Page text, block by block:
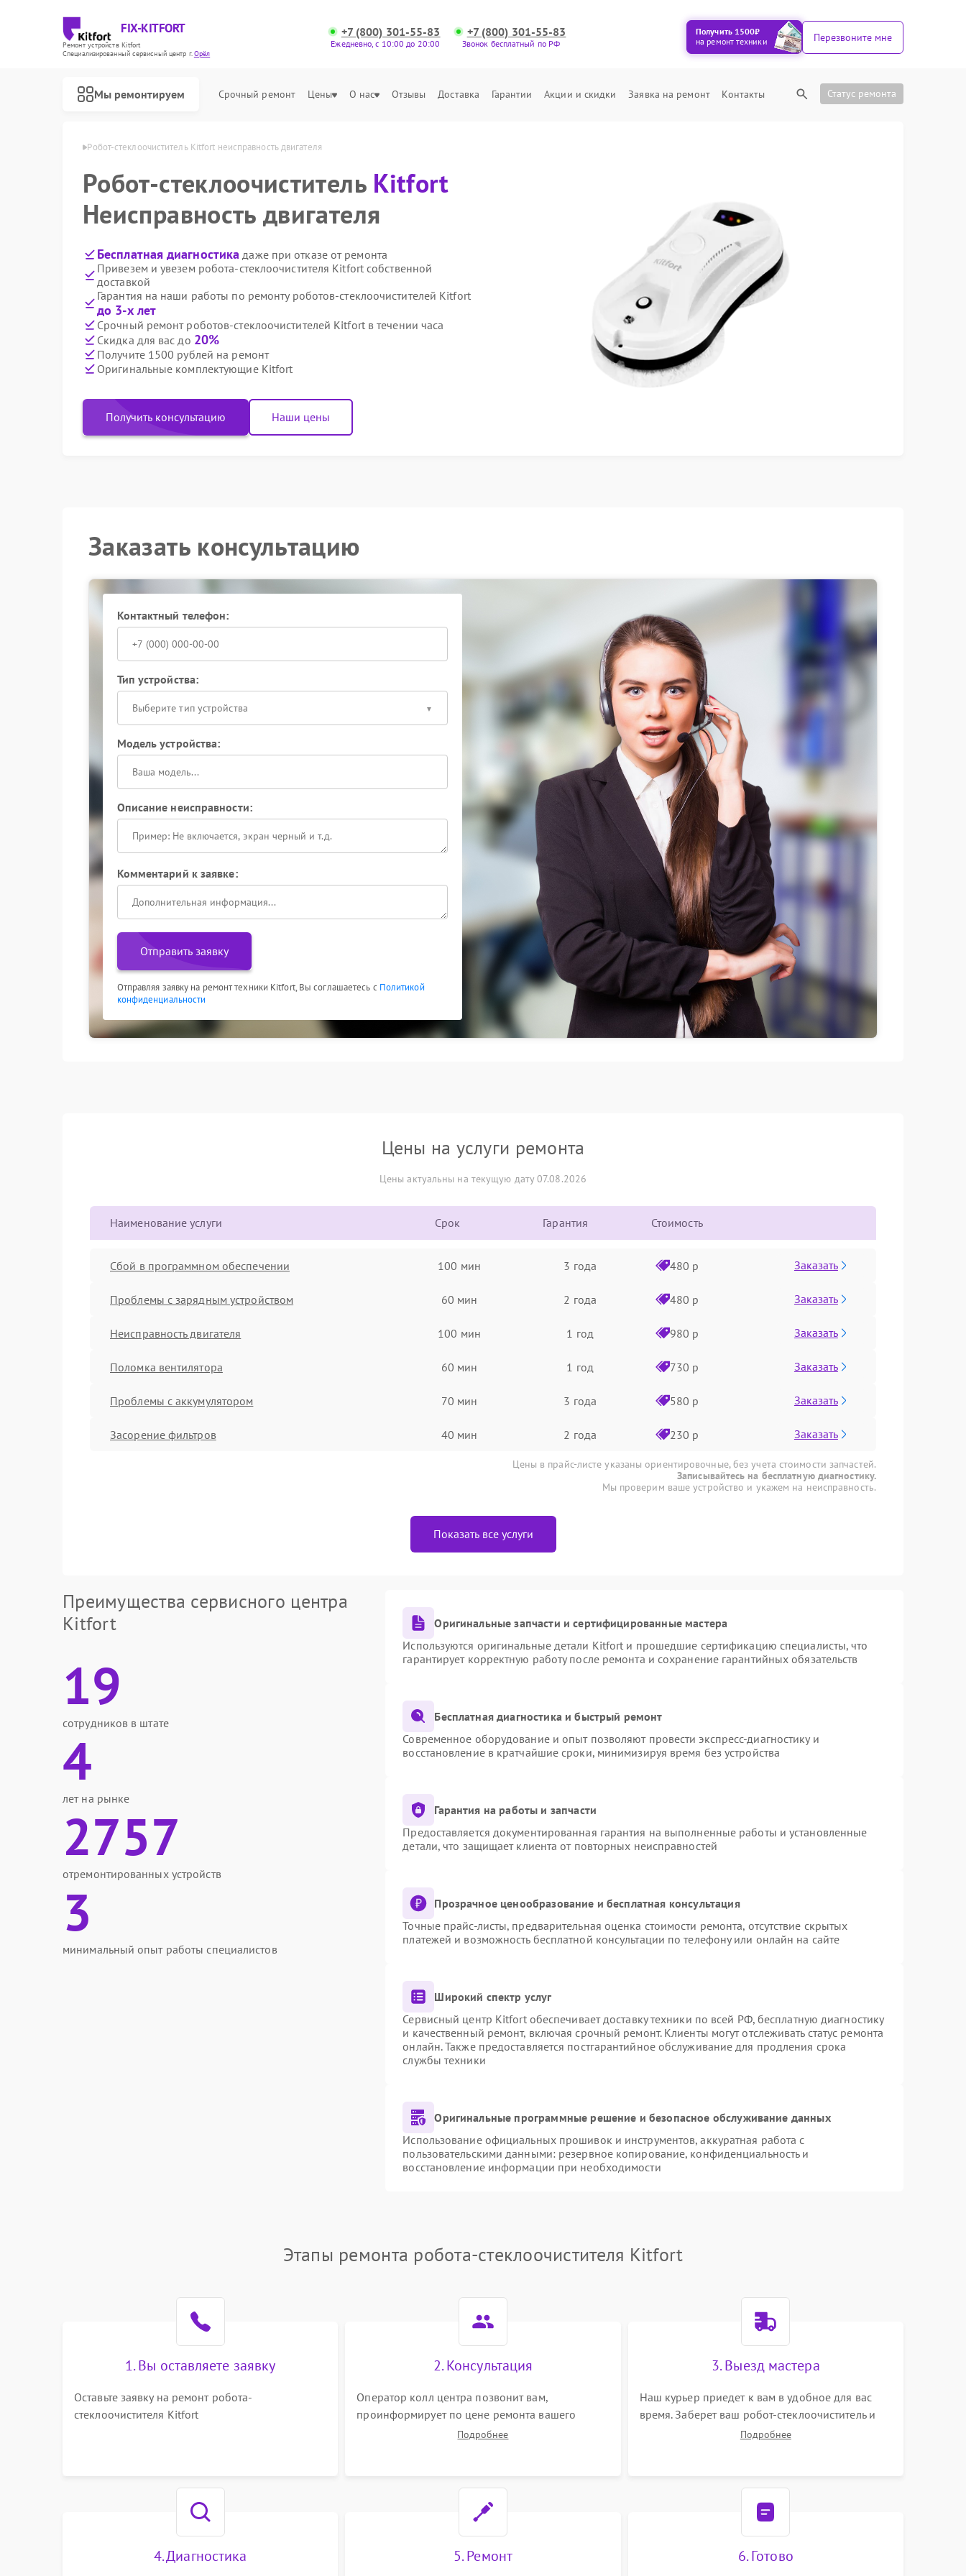
FIX-KITFORT
Ремонт устройств Kitfort
Специализированный cервисный центр г.Орёл
+7 (800) 301-55-83
Ежедневно, с 10:00 до 20:00
+7 (800) 301-55-83
Звонок бесплатный по РФ
Получить 1500₽
на ремонт техники
Перезвоните мне
Мы ремонтируем Срочный ремонт Цены О нас Отзывы Доставка Гарантии Акции и скидки Заявка на ремонт Контакты Статус ремонта
Kitfort в Орле Робот-стеклоочиститель Kitfort неисправность двигателя
Робот-стеклоочиститель Kitfort
Неисправность двигателя
Бесплатная диагностика даже при отказе от ремонта
Привезем и увезем робота-стеклоочистителя Kitfort собственной
доставкой
Гарантия на наши работы по ремонту роботов-стеклоочистителей Kitfort
до 3-х лет
Срочный ремонт роботов-стеклоочистителей Kitfort в течении часа
Скидка для вас до 20%
Получите 1500 рублей на ремонт
Оригинальные комплектующие Kitfort
Получить консультацию Наши цены
Заказать консультацию
Контактный телефон:
Тип устройства:
Выберите тип устройства
Модель устройства:
Описание неисправности:
Комментарий к заявке:
Отправить заявку
Отправляя заявку на ремонт техники Kitfort, Вы соглашаетесь с Политикой
конфиденциальности
Цены на услуги ремонта
Цены актуальны на текущую дату 07.08.2026
Наименование услуги Срок Гарантия Стоимость
Сбой в программном обеспечении 100 мин 3 года 480 р Заказать
Проблемы с зарядным устройством 60 мин 2 года 480 р Заказать
Неисправность двигателя 100 мин 1 год 980 р Заказать
Поломка вентилятора 60 мин 1 год 730 р Заказать
Проблемы с аккумулятором 70 мин 3 года 580 р Заказать
Засорение фильтров 40 мин 2 года 230 р Заказать
Цены в прайс-листе указаны ориентировочные, без учета стоимости запчастей.
Записывайтесь на бесплатную диагностику.
Мы проверим ваше устройство и укажем на неисправность.
Показать все услуги
Преимущества сервисного центра
Kitfort
19
сотрудников в штате
4
лет на рынке
2757
отремонтированных устройств
3
минимальный опыт работы специалистов
Оригинальные запчасти и сертифицированные мастера
Используются оригинальные детали Kitfort и прошедшие сертификацию специалисты, что
гарантирует корректную работу после ремонта и сохранение гарантийных обязательств
Бесплатная диагностика и быстрый ремонт
Современное оборудование и опыт позволяют провести экспресс-диагностику и
восстановление в кратчайшие сроки, минимизируя время без устройства
Гарантия на работы и запчасти
Предоставляется документированная гарантия на выполненные работы и установленные
детали, что защищает клиента от повторных неисправностей
Прозрачное ценообразование и бесплатная консультация
Точные прайс-листы, предварительная оценка стоимости ремонта, отсутствие скрытых
платежей и возможность бесплатной консультации по телефону или онлайн на сайте
Широкий спектр услуг
Сервисный центр Kitfort обеспечивает доставку техники по всей РФ, бесплатную диагностику
и качественный ремонт, включая срочный ремонт. Клиенты могут отслеживать статус ремонта
онлайн. Также предоставляется постгарантийное обслуживание для продления срока
службы техники
Оригинальные программные решение и безопасное обслуживание данных
Использование официальных прошивок и инструментов, аккуратная работа с
пользовательскими данными: резервное копирование, конфиденциальность и
восстановление информации при необходимости
Этапы ремонта робота-стеклоочистителя Kitfort
1. Вы оставляете заявку
Оставьте заявку на ремонт робота-
стеклоочистителя Kitfort
2. Консультация
Оператор колл центра позвонит вам,
проинформирует по цене ремонта вашего
робота-стеклоочистителя а также ответит на все
Подробнее
3. Выезд мастера
Наш курьер приедет к вам в удобное для вас
время. Заберет ваш робот-стеклоочиститель и
привезет на склад для диагностики.
Подробнее
4. Диагностика 5. Ремонт 6. Готово